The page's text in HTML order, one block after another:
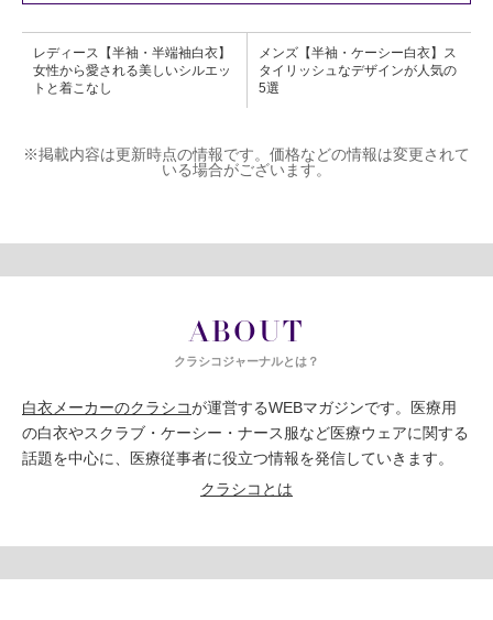
レディース【半袖・半端袖白衣】
女性から愛される美しいシルエッ
トと着こなし
メンズ【半袖・ケーシー白衣】ス
タイリッシュなデザインが人気の
5選
※掲載内容は更新時点の情報です。価格などの情報は変更されて
いる場合がございます。
ABOUT
クラシコジャーナルとは？
白衣メーカーのクラシコが運営するWEBマガジンです。医療用
の白衣やスクラブ・ケーシー・ナース服など医療ウェアに関する
話題を中心に、医療従事者に役立つ情報を発信していきます。
クラシコとは